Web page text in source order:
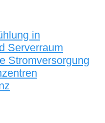
in
Serverraum
Stromversorgung